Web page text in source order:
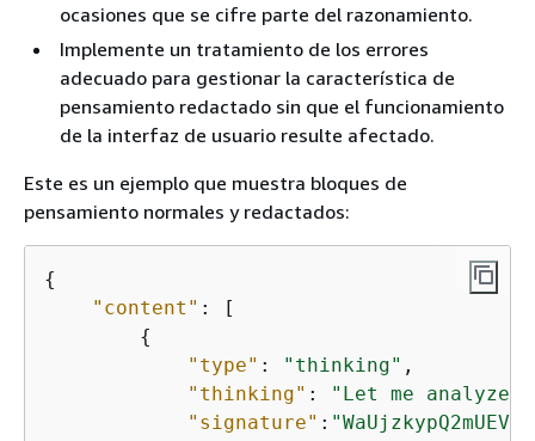
ocasiones que se cifre parte del razonamiento.
Implemente un tratamiento de los errores
adecuado para gestionar la característica de
pensamiento redactado sin que el funcionamiento
de la interfaz de usuario resulte afectado.
Este es un ejemplo que muestra bloques de
pensamiento normales y redactados:
{
"content" : [
{
"type" : "thinking" ,
"thinking" :
"Let me
"signature" :